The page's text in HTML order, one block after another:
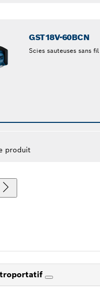
GST18V-60BCN
Scies sauteuses sans fil
produit